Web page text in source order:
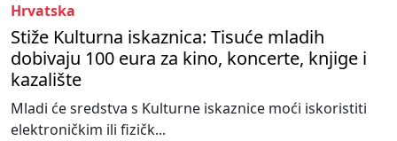
Hrvatska
Stiže Kulturna iskaznica: Tisuće mladih
dobivaju 100 eura za kino, koncerte, knjige i
kazalište
Mladi će sredstva s Kulturne iskaznice moći iskoristiti
elektroničkim ili fizičk...